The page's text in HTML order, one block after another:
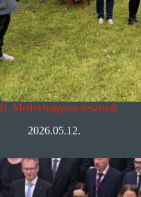
II. Medvehagyma-fesztivál
2026.05.12.